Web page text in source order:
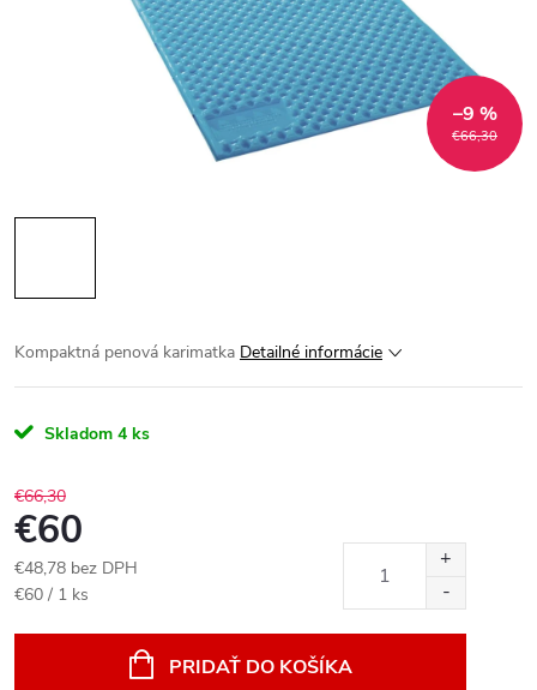
€66,30
–9 %
Kompaktná penová karimatka Detailné informácie
Skladom 4 ks
€66,30
€60
€48,78 bez DPH
Jednotková
€60 / 1 ks
PRIDAŤ DO KOŠÍKA